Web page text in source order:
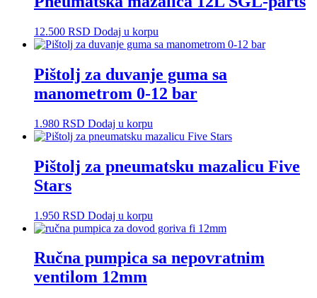
12.500 RSD Dodaj u korpu
Pištolj za duvanje guma sa
manometrom 0-12 bar
1.980 RSD Dodaj u korpu
Pištolj za pneumatsku mazalicu Five
Stars
1.950 RSD Dodaj u korpu
Ručna pumpica sa nepovratnim
ventilom 12mm